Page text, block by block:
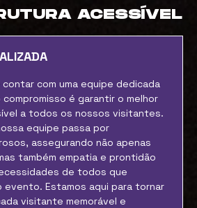
ACESSÍVEL
com uma equipe dedicada
é garantir o melhor
a todos os nossos visitantes.
equipe passa por
assegurando não apenas
também empatia e prontidão
de todos que
Estamos aqui para tornar
visitante memorável e